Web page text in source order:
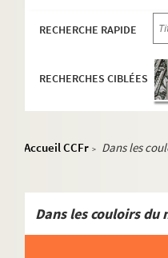
RECHERCHE RAPIDE
RECHERCHES CIBLÉES
Accueil CCFr > Dans les
Dans les couloirs du
ORG C.18/1.
ORG C.18/1.
ORG C.18/1.
ORG C.18/1.
ORG C.18/1.
ORG C.18/2.
ORG C.18/2.